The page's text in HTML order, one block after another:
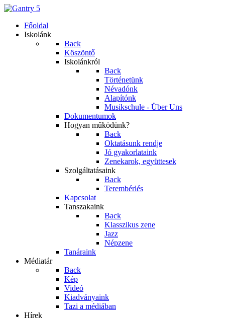
Főoldal
Iskolánk
Back
Köszöntő
Iskolánkról
Back
Történetünk
Névadónk
Alapítónk
Musikschule - Über Uns
Dokumentumok
Hogyan működünk?
Back
Oktatásunk rendje
Jó gyakorlataink
Zenekarok, együttesek
Szolgáltatásaink
Back
Terembérlés
Kapcsolat
Tanszakaink
Back
Klasszikus zene
Jazz
Népzene
Tanáraink
Médiatár
Back
Kép
Videó
Kiadványaink
Tazi a médiában
Hírek